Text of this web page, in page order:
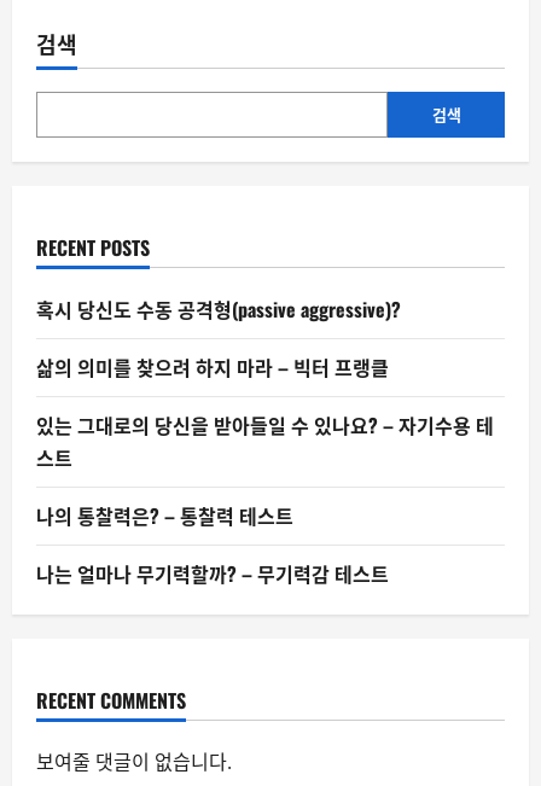
검색
검색
RECENT POSTS
혹시 당신도 수동 공격형(passive aggressive)?
삶의 의미를 찾으려 하지 마라 – 빅터 프랭클
있는 그대로의 당신을 받아들일 수 있나요? – 자기수용 테
스트
나의 통찰력은? – 통찰력 테스트
나는 얼마나 무기력할까? – 무기력감 테스트
RECENT COMMENTS
보여줄 댓글이 없습니다.